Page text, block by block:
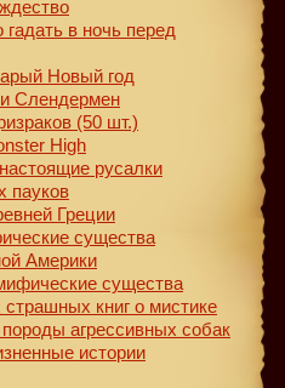
гадать в ночь перед
Новый год
Слендермен
(50 шт.)
High
русалки
пауков
Греции
существа
Америки
существа
книг о мистике
агрессивных собак
истории